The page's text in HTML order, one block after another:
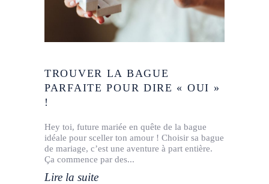
TROUVER LA BAGUE
PARFAITE POUR DIRE « OUI »
!
Hey toi, future mariée en quête de la bague
idéale pour sceller ton amour ! Choisir sa bague
de mariage, c’est une aventure à part entière.
Ça commence par des
Lire la suite